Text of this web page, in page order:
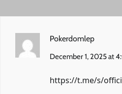
Pokerdomlep
December 1, 2025 at
https://t.me/s/